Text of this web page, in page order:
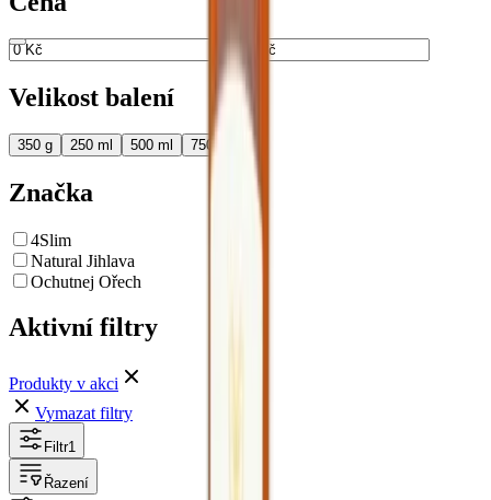
až
Velikost balení
350 g 250 ml 500 ml 750 ml
Značka
4Slim
Natural Jihlava
Ochutnej Ořech
Aktivní filtry
Produkty v akci
Vymazat filtry
Filtr1
Řazení